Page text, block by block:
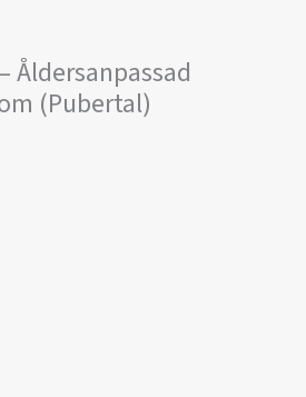
Åldersanpassad
(Pubertal)